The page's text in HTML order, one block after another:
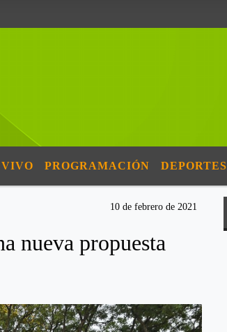
PROGRAMACIÓN DEPORTES
10 de febrero de 2021
nueva propuesta